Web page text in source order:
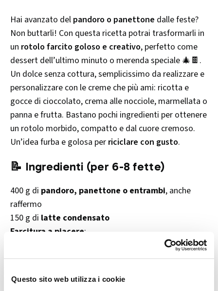
Questo sito web utilizza i cookie
Hai avanzato del pandoro o panettone dalle feste?
Non buttarli! Con questa ricetta potrai trasformarli in
un rotolo farcito goloso e creativo, perfetto come
dessert dell’ultimo minuto o merenda speciale 🎄🍫.
Un dolce senza cottura, semplicissimo da realizzare e
personalizzare con le creme che più ami: ricotta e
gocce di cioccolato, crema alle nocciole, marmellata o
panna e frutta. Bastano pochi ingredienti per ottenere
un rotolo morbido, compatto e dal cuore cremoso.
Un’idea furba e golosa per riciclare con gusto.
📝 Ingredienti (per 6-8 fette)
400 g di pandoro, panettone o entrambi, anche
raffermo
150 g di latte condensato
Farcitura a piacere:
Marmellata (con frutta fresca o sciroppata ben
sgocciolata)
Ricotta zuccherata con